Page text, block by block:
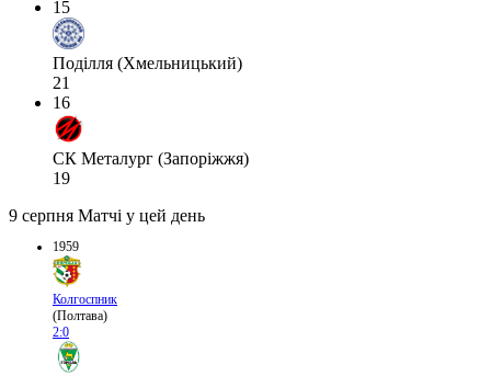
15
Поділля (Хмельницький)
21
16
СК Металург (Запоріжжя)
19
9 серпня Матчі у цей день
1959
Колгоспник
(Полтава)
2:0